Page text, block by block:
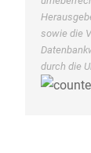
sowie die
durch die